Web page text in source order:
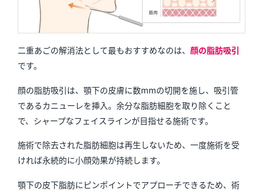
二重あごの解消法として最もおすすめなのは、 顔の脂肪吸引
です。
顔の脂肪吸引は、顎下の皮膚に数mmの切開を施し、吸引管
であるカニューレを挿入。余分な脂肪細胞を取り除くこと
で、シャープなフェイスラインが目指せる施術です。
施術で除去された脂肪細胞は再生しないため、一度施術を受
ければ永続的に小顔効果が持続します。
顎下の皮下脂肪にピンポイントでアプローチできるため、術